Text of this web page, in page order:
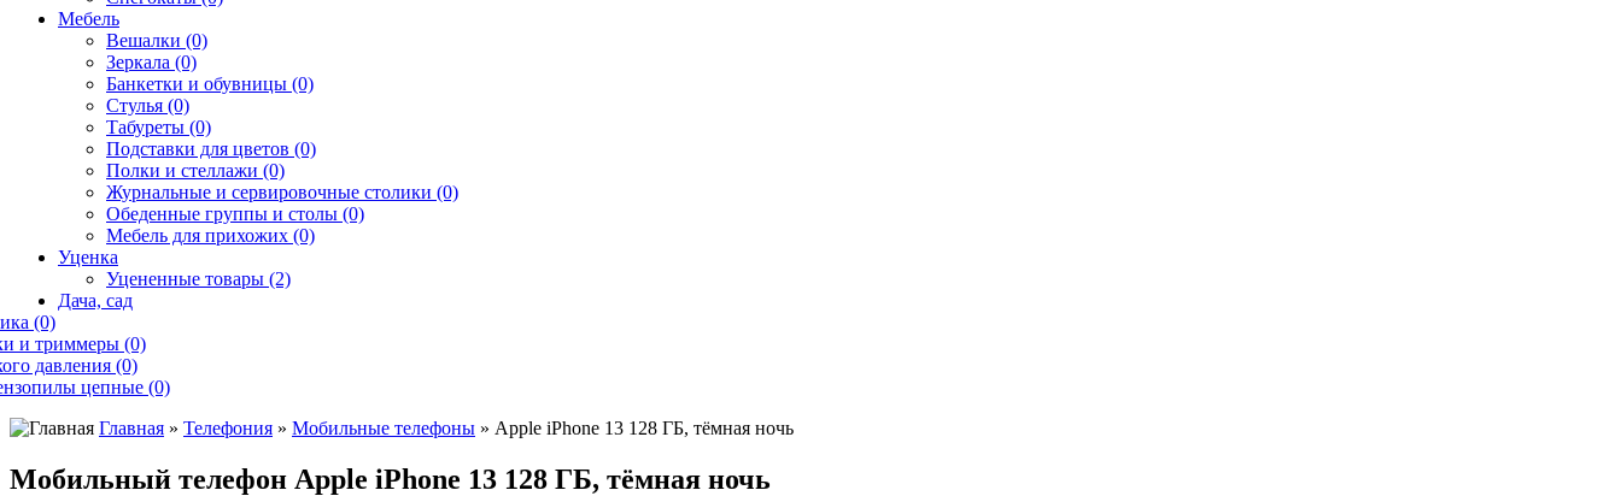
Мебель
Вешалки (0)
Зеркала (0)
Банкетки и обувницы (0)
Стулья (0)
Табуреты (0)
Подставки для цветов (0)
Полки и стеллажи (0)
Журнальные и сервировочные столики (0)
Обеденные группы и столы (0)
Мебель для прихожих (0)
Уценка
Уцененные товары (2)
Дача, сад
(0)
и триммеры (0)
давления (0)
цепные (0)
Главная » Телефония » Мобильные телефоны » Apple iPhone 13 128 ГБ, тёмная ночь
Мобильный телефон Apple iPhone 13 128 ГБ, тёмная ночь